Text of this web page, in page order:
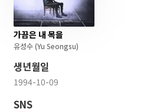
가끔은 내 목을
유성수(Yu Seongsu)
생년월일
1994-10-09
SNS